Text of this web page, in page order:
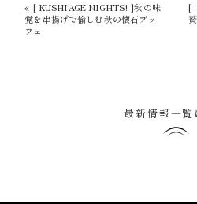
« [ KUSHIAGE NIGHTS! ]秋の味
覚を串揚げで愉しむ秋の懐石ブッ
フェ
[
最新情報一覧